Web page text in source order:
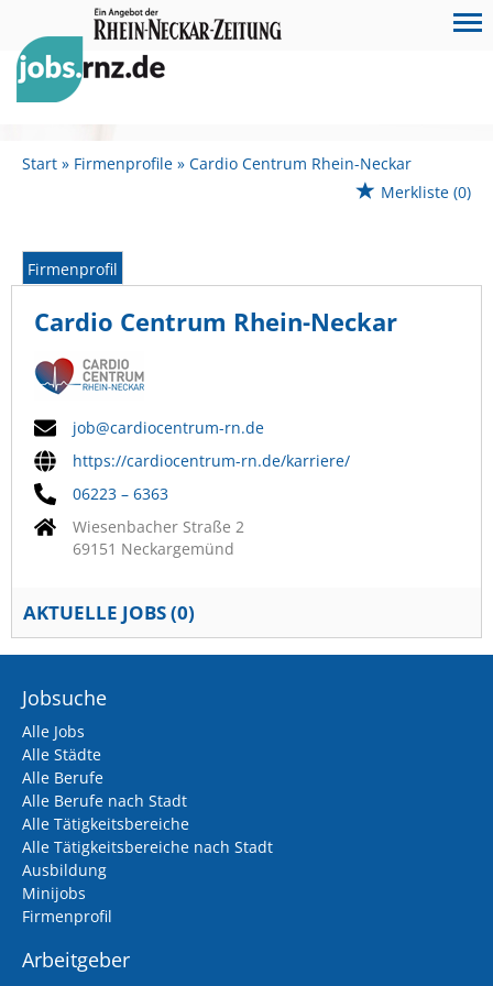
Start Firmenprofile
Cardio Centrum Rhein-Neckar
Merkliste (0)
Firmenprofil
Cardio Centrum Rhein-Neckar
job@cardiocentrum-rn.de
https://cardiocentrum-rn.de/karriere/
06223 – 6363
Wiesenbacher Straße 2
69151 Neckargemünd
AKTUELLE JOBS (0)
Jobsuche
Alle Jobs
Alle Städte
Alle Berufe
Alle Berufe nach Stadt
Alle Tätigkeitsbereiche
Alle Tätigkeitsbereiche nach Stadt
Ausbildung
Minijobs
Firmenprofil
Arbeitgeber